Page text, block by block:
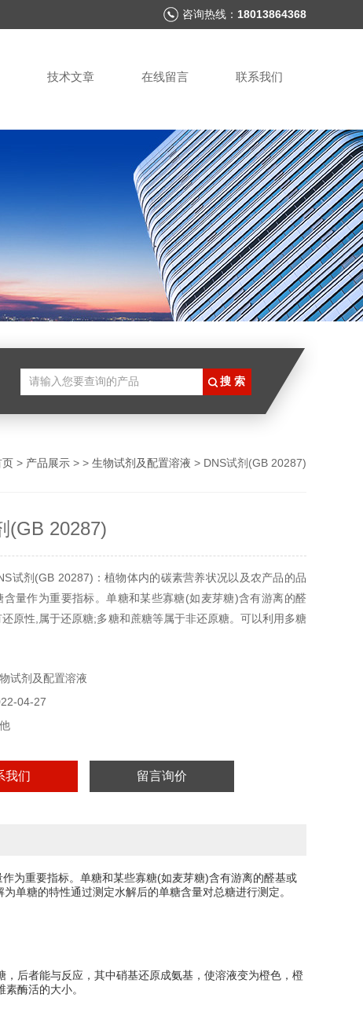
咨询热线： 18013864368
技术文章 在线留言 联系我们
页 > 产品展示 > > 生物试剂及配置溶液 > DNS试剂(GB 20287)
(GB 20287)
试剂(GB 20287)：植物体内的碳素营养状况以及农产品的品
含量作为重要指标。单糖和某些寡糖(如麦芽糖)含有游离的醛
原性,属于还原糖;多糖和蔗糖等属于非还原糖。可以利用多糖
实验用，不做其它用途！
试剂及配置溶液
04-27
我们 留言询价
为重要指标。单糖和某些寡糖(如麦芽糖)含有游离的醛基或
单糖的特性通过测定水解后的单糖含量对总糖进行测定。
后者能与反应，其中硝基还原成氨基，使溶液变为橙色，橙
酶活的大小。